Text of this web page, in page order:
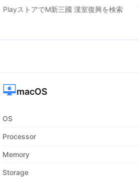
PlayストアでM新三國 漢室復興を検索
macOS
OS
Processor
Memory
Storage